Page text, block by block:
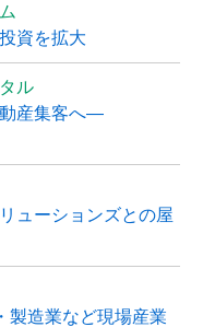
資を拡大
ル
産集客へ―
ューションズとの屋
製造業など現場産業